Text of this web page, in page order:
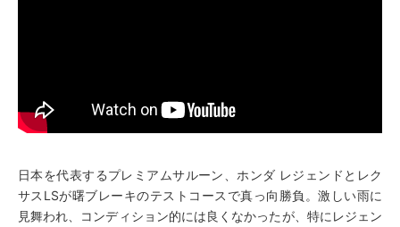
日本を代表するプレミアムサルーン、ホンダ レジェンドとレク
サスLSが曙ブレーキのテストコースで真っ向勝負。激しい雨に
見舞われ、コンディション的には良くなかったが、特にレジェン